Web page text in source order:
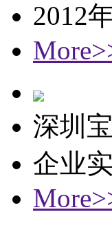
2012
深圳
企业